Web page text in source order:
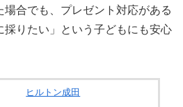
合でも、プレゼント対応がある
採りたい」という子どもにも安心
ヒルトン成田